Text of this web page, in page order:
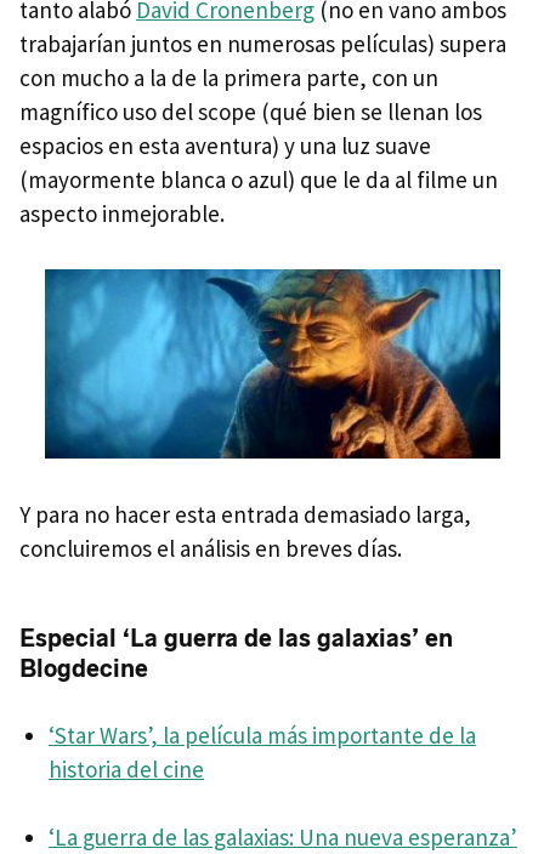
tanto alabó David Cronenberg (no en vano ambos
trabajarían juntos en numerosas películas) supera
con mucho a la de la primera parte, con un
magnífico uso del scope (qué bien se llenan los
espacios en esta aventura) y una luz suave
(mayormente blanca o azul) que le da al filme un
aspecto inmejorable.
Y para no hacer esta entrada demasiado larga,
concluiremos el análisis en breves días.
Especial ‘La guerra de las galaxias’ en
Blogdecine
‘Star Wars’, la película más importante de la
historia del cine
‘La guerra de las galaxias: Una nueva esperanza’